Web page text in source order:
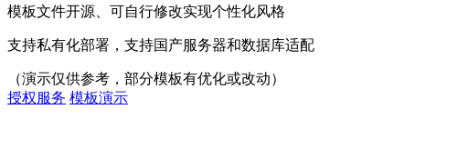
模板文件开源、可自行修改实现个性化风格
支持私有化部署，支持国产服务器和数据库适配
（演示仅供参考，部分模板有优化或改动）
授权服务 模板演示